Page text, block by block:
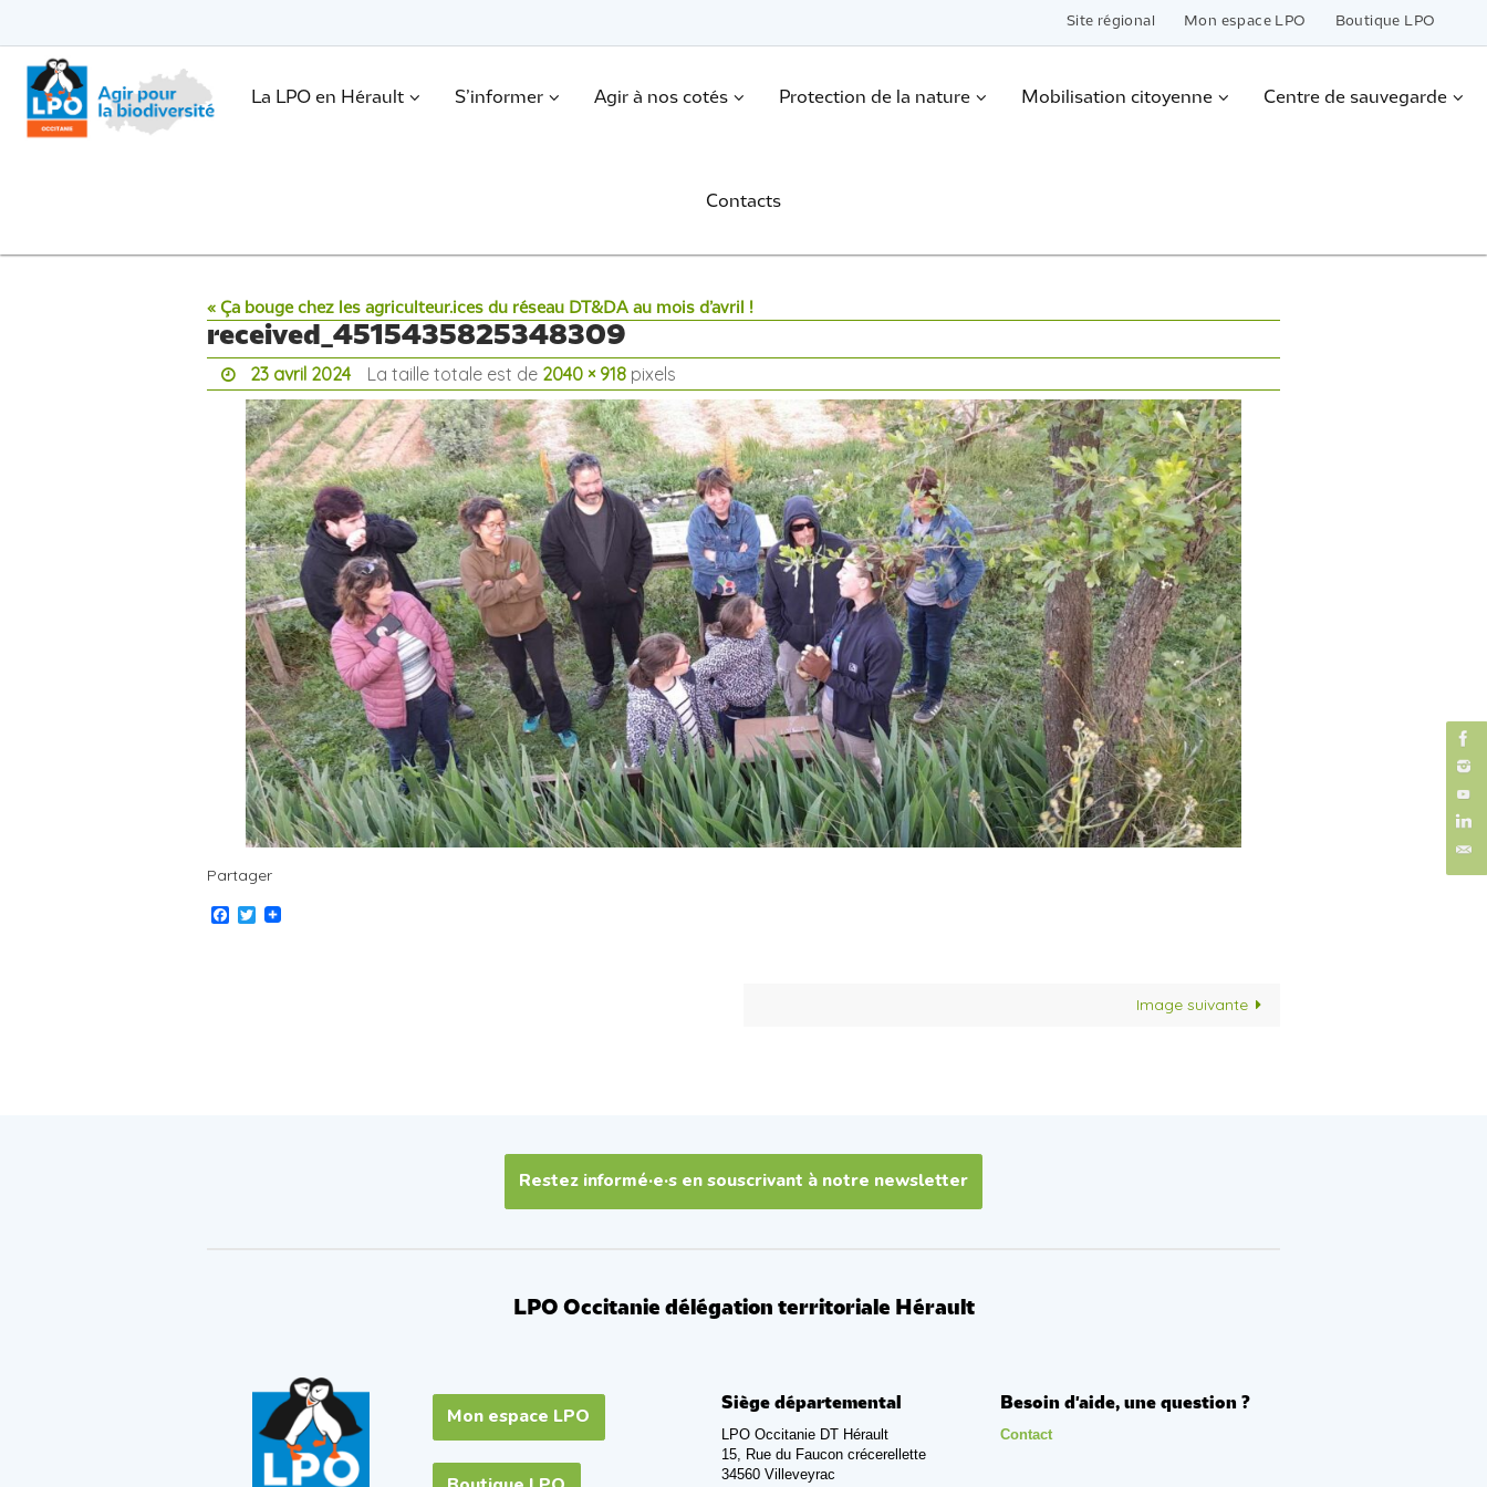
le
contenu
Site régional Mon espace LPO Boutique LPO
Passer
contenu
. La LPO en Hérault S’informer Agir à nos cotés Protection de la nature Mobilisation citoyenne Centre de sauvegarde
Contacts
« Ça bouge chez les agriculteur.ices du réseau DT&DA au mois d’avril !
received_4515435825348309
23 avril 2024 La taille totale est de 2040 × 918pixels
Partager
Facebook
Twitter
Image suivante
Restez informé·e·s en souscrivant à notre newsletter
LPO Occitanie délégation territoriale Hérault
Mon espace LPO
Siège départemental
LPO Occitanie DT Hérault
15, Rue du Faucon crécerellette
34560 Villeveyrac
Besoin d'aide, une question ?
Contact